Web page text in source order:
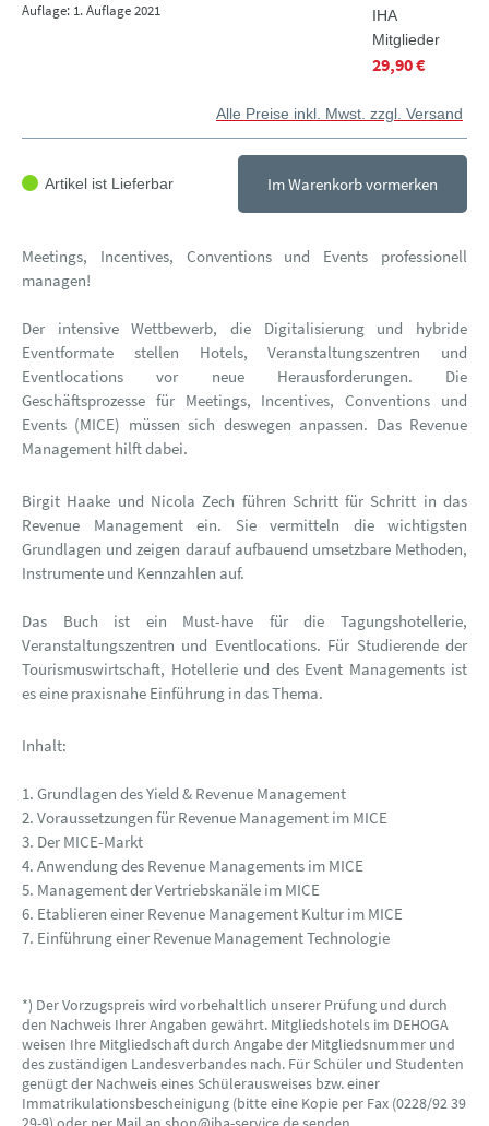
Auflage: 1. Auflage 2021
IHA
Mitglieder
29,90 €
Alle Preise inkl. Mwst. zzgl. Versand
Artikel ist Lieferbar Im Warenkorb vormerken
Meetings, Incentives, Conventions und Events professionell
managen!
Der intensive Wettbewerb, die Digitalisierung und hybride
Eventformate stellen Hotels, Veranstaltungszentren und
Eventlocations vor neue Herausforderungen. Die
Geschäftsprozesse für Meetings, Incentives, Conventions und
Events (MICE) müssen sich deswegen anpassen. Das Revenue
Management hilft dabei.
Birgit Haake und Nicola Zech führen Schritt für Schritt in das
Revenue Management ein. Sie vermitteln die wichtigsten
Grundlagen und zeigen darauf aufbauend umsetzbare Methoden,
Instrumente und Kennzahlen auf.
Das Buch ist ein Must-have für die Tagungshotellerie,
Veranstaltungszentren und Eventlocations. Für Studierende der
Tourismuswirtschaft, Hotellerie und des Event Managements ist
es eine praxisnahe Einführung in das Thema.
Inhalt:
1. Grundlagen des Yield & Revenue Management
2. Voraussetzungen für Revenue Management im MICE
3. Der MICE-Markt
4. Anwendung des Revenue Managements im MICE
5. Management der Vertriebskanäle im MICE
6. Etablieren einer Revenue Management Kultur im MICE
7. Einführung einer Revenue Management Technologie
*) Der Vorzugspreis wird vorbehaltlich unserer Prüfung und durch
den Nachweis Ihrer Angaben gewährt. Mitgliedshotels im DEHOGA
weisen Ihre Mitgliedschaft durch Angabe der Mitgliedsnummer und
des zuständigen Landesverbandes nach. Für Schüler und Studenten
genügt der Nachweis eines Schülerausweises bzw. einer
Immatrikulationsbescheinigung (bitte eine Kopie per Fax (0228/92 39